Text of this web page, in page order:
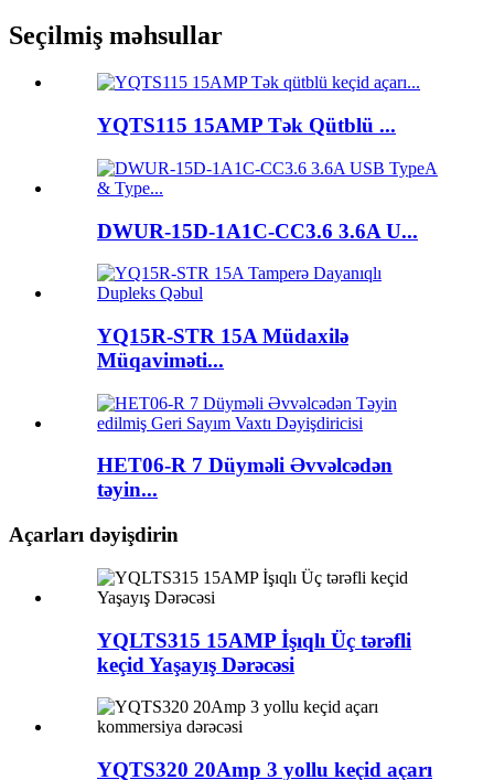
Seçilmiş məhsullar
YQTS115 15AMP Tək Qütblü ...
DWUR-15D-1A1C-CC3.6 3.6A U...
YQ15R-STR 15A Müdaxilə
Müqaviməti...
HET06-R 7 Düyməli Əvvəlcədən
təyin...
Açarları dəyişdirin
YQLTS315 15AMP İşıqlı Üç tərəfli
keçid Yaşayış Dərəcəsi
YQTS320 20Amp 3 yollu keçid açarı